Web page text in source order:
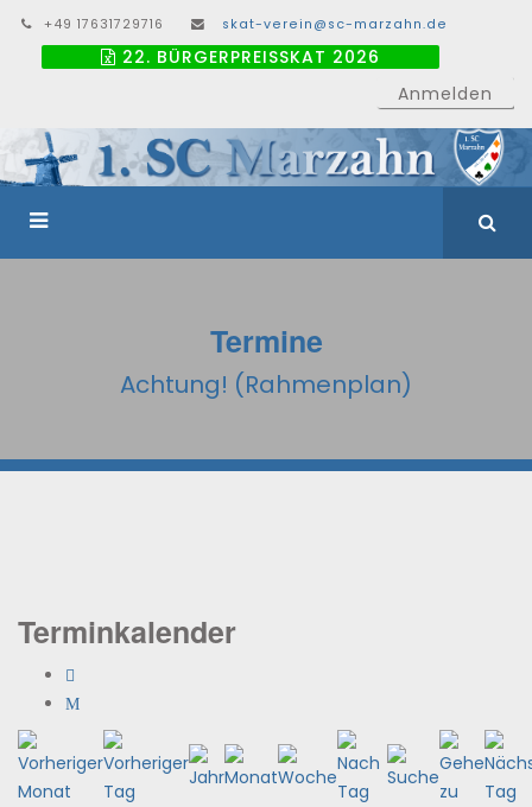
+49 17631729716 skat-verein@sc-marzahn.de
22. BÜRGERPREISSKAT 2026
Anmelden
Termine
Achtung! (Rahmenplan)
Terminkalender